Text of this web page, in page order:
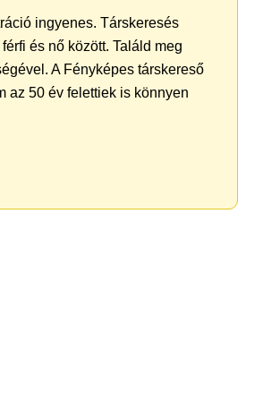
ingyenes. Társkeresés
és nő között. Találd meg
A Fényképes társkereső
az 50 év felettiek is könnyen